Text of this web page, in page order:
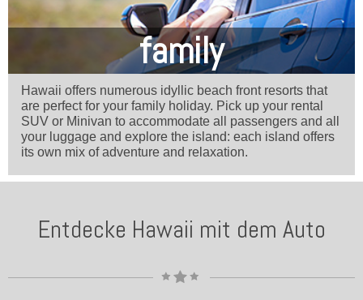
family
Hawaii offers numerous idyllic beach front resorts that
are perfect for your family holiday. Pick up your rental
SUV or Minivan to accommodate all passengers and all
your luggage and explore the island: each island offers
its own mix of adventure and relaxation.
Entdecke Hawaii mit dem Auto